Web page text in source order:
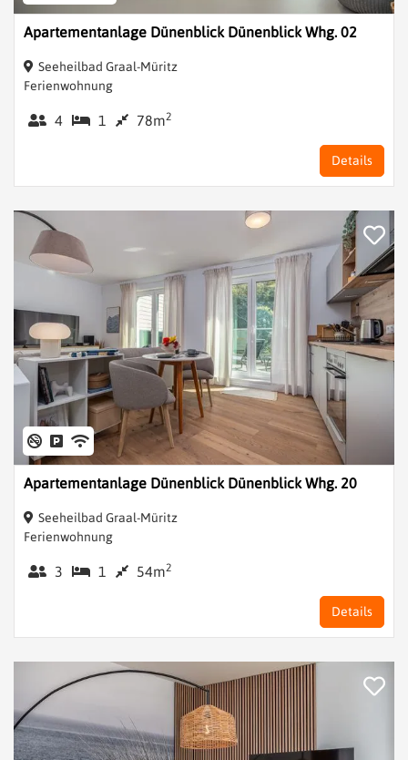
Apartementanlage Dünenblick Dünenblick Whg. 02
Seeheilbad Graal-Müritz
Ferienwohnung
4 1 78m2
Details
Apartementanlage Dünenblick Dünenblick Whg. 20
Seeheilbad Graal-Müritz
Ferienwohnung
3 1 54m2
Details